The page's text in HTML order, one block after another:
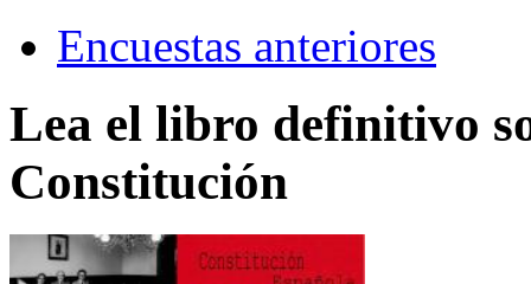
Encuestas anteriores
Lea el libro definitivo
Constitución